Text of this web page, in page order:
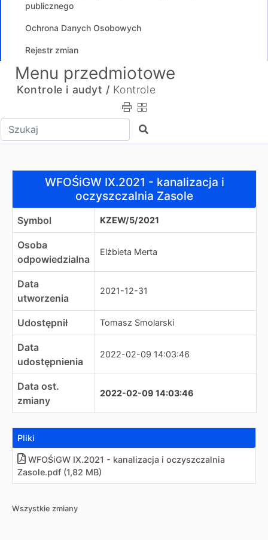
publicznego
Ochrona Danych Osobowych
Rejestr zmian
Menu przedmiotowe
Kontrole i audyt / Kontrole
Wpisz tekst do wyszukania Szukaj
WFOŚiGW IX.2021 - kanalizacja i oczyszczalnia Zasole
WFOŚiGW IX.2021 - kanalizacja i
oczyszczalnia Zasole
Symbol KZEW/5/2021
Osoba
odpowiedzialna
Elżbieta Merta
Data
utworzenia
2021-12-31
Udostępnił Tomasz Smolarski
Data
udostępnienia
2022-02-09 14:03:46
Data ost.
zmiany
2022-02-09 14:03:46
Pliki
WFOŚiGW IX.2021 - kanalizacja i oczyszczalnia
Zasole.pdf (1,82 MB)
Wszystkie zmiany